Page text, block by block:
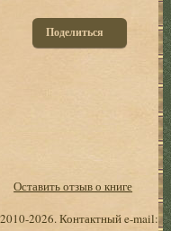
Поделиться
Оставить отзыв о книге
2026. Контактный e-mail: